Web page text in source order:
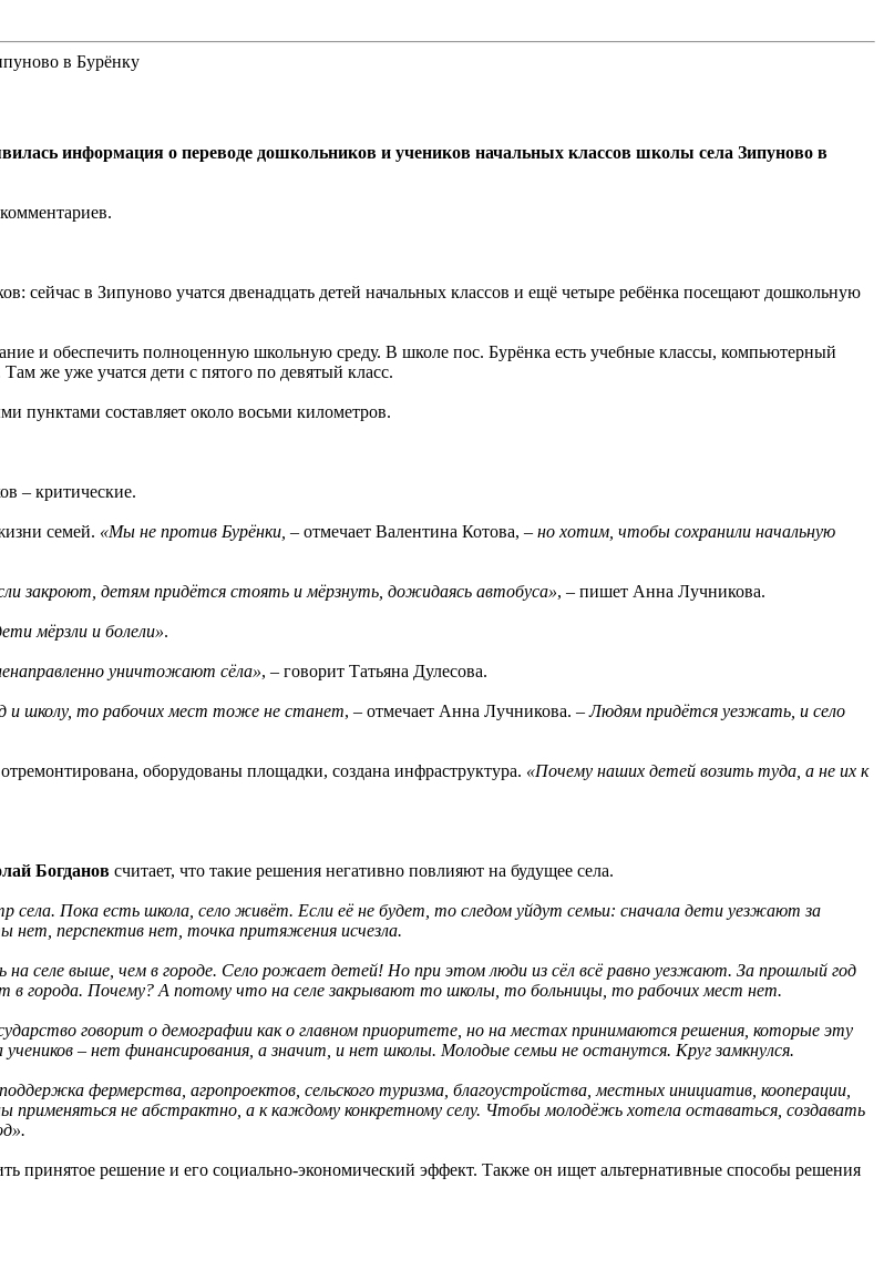
информация о переводе дошкольников и учеников начальных классов школы села Зипуново в
сейчас в Зипуново учатся двенадцать детей начальных классов и ещё четыре ребёнка посещают дошкольную
и обеспечить полноценную школьную среду. В школе пос. Бурёнка есть учебные классы, компьютерный
же уже учатся дети с пятого по девятый класс.
пунктами составляет около восьми километров.
– критические.
семей. «Мы не против Бурёнки, – отмечает Валентина Котова, – но хотим, чтобы сохранили начальную
закроют, детям придётся стоять и мёрзнуть, дожидаясь автобуса», – пишет Анна Лучникова.
мёрзли и болели».
уничтожают сёла», – говорит Татьяна Дулесова.
и школу, то рабочих мест тоже не станет, – отмечает Анна Лучникова. –Людям придётся уезжать, и село
оборудованы площадки, создана инфраструктура. «Почему наших детей возить туда, а не их к
Богданов считает, что такие решения негативно повлияют на будущее села.
села. Пока есть школа, село живёт. Если её не будет, то следом уйдут семьи: сначала дети уезжают за
нет, перспектив нет, точка притяжения исчезла.
на селе выше, чем в городе. Село рожает детей! Но при этом люди из сёл всё равно уезжают. За прошлый год
в города. Почему? А потому что на селе закрывают то школы, то больницы, то рабочих мест нет.
говорит о демографии как о главном приоритете, но на местах принимаются решения, которые эту
– нет финансирования, а значит, и нет школы. Молодые семьи не останутся. Круг замкнулся.
фермерства, агропроектов, сельского туризма, благоустройства, местных инициатив, кооперации,
не абстрактно, а к каждому конкретному селу. Чтобы молодёжь хотела оставаться, создавать
принятое решение и его социально-экономический эффект. Также он ищет альтернативные способы решения